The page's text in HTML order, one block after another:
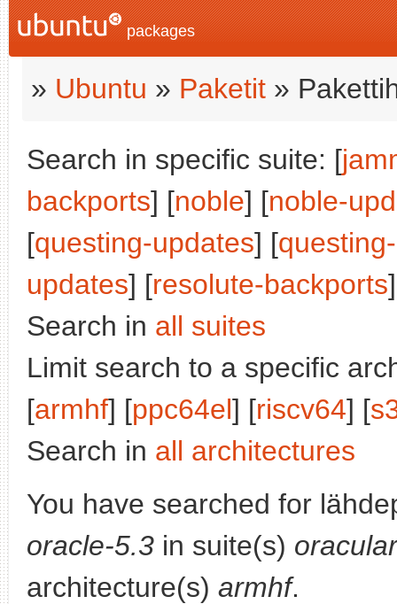
packages
» Ubuntu » Paketit »
Search in specific suite: [
backports] [noble] [noble-
[questing-updates] [
updates] [resolute-backports
Search in all suites
Limit search to a specific
[armhf] [ppc64el] [riscv64] [
Search in all architectures
You have searched for
oracle-5.3 in suite(s)
architecture(s) armhf.